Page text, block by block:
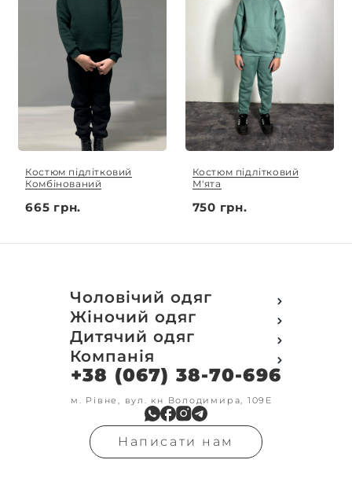
Костюм підлітковий
Комбінований
665 грн.
Костюм підлітковий
М'ята
750 грн.
Чоловічий одяг
Футболки
Футболки Polo
Кофти
Світшот
Кенгуру
Кофта з замком
Олімпійки
Флісові кофти
Гольфи
Реглан
Жіночий одяг
Футболки
Поло
Кофти
Світшот
Олімпійки
Кофта на замку
Бомбери
В'язка
Гольфи
Дитячий одяг
Футболки
Кофти
Світшоти
Кенгуру
Кенгуру замок
Костюми
Штани
Шорти
Компанія
Про компанію
Доставка та оплата
Друк на замовлення
Обмін та повернення
Контакти
Умови оформлення
замовлення
+38 (067) 38-70-696
м. Рівне, вул. кн Володимира, 109Е
Написати нам